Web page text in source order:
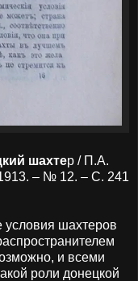
шахтер / П.А.
1913. – № 12. – С. 241
шахтеров
и всеми
роли донецкой